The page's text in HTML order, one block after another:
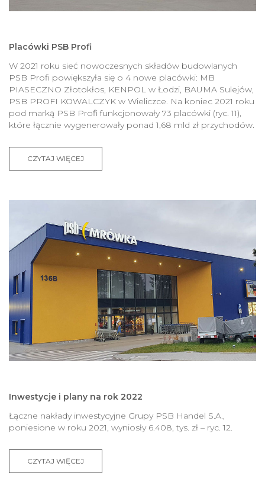
Placówki PSB Profi
W 2021 roku sieć nowoczesnych składów budowlanych
PSB Profi powiększyła się o 4 nowe placówki: MB
PIASECZNO Złotokłos, KENPOL w Łodzi, BAUMA Sulejów,
PSB PROFI KOWALCZYK w Wieliczce. Na koniec 2021 roku
pod marką PSB Profi funkcjonowały 73 placówki (ryc. 11),
które łącznie wygenerowały ponad 1,68 mld zł przychodów.
CZYTAJ WIĘCEJ
Inwestycje i plany na rok 2022
Łączne nakłady inwestycyjne Grupy PSB Handel S.A.,
poniesione w roku 2021, wyniosły 6.408, tys. zł – ryc. 12.
CZYTAJ WIĘCEJ